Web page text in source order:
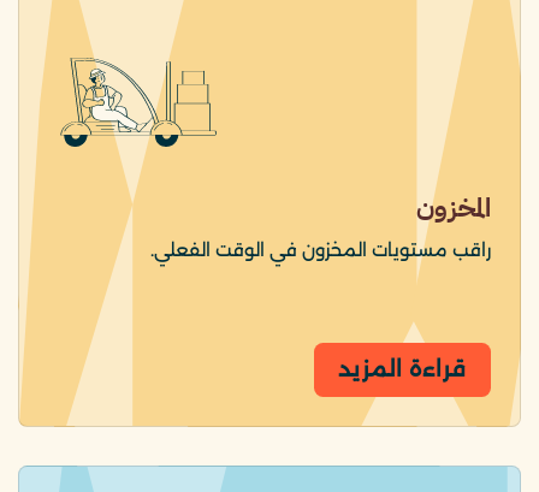
المخزون
راقب مستويات المخزون في الوقت الفعلي.
قراءة المزيد